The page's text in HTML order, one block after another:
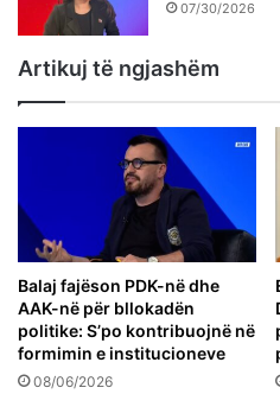
07/30/2026
Artikuj të ngjashëm
Balaj fajëson PDK-në dhe
AAK-në për bllokadën
politike: S’po kontribuojnë në
formimin e institucioneve
08/06/2026